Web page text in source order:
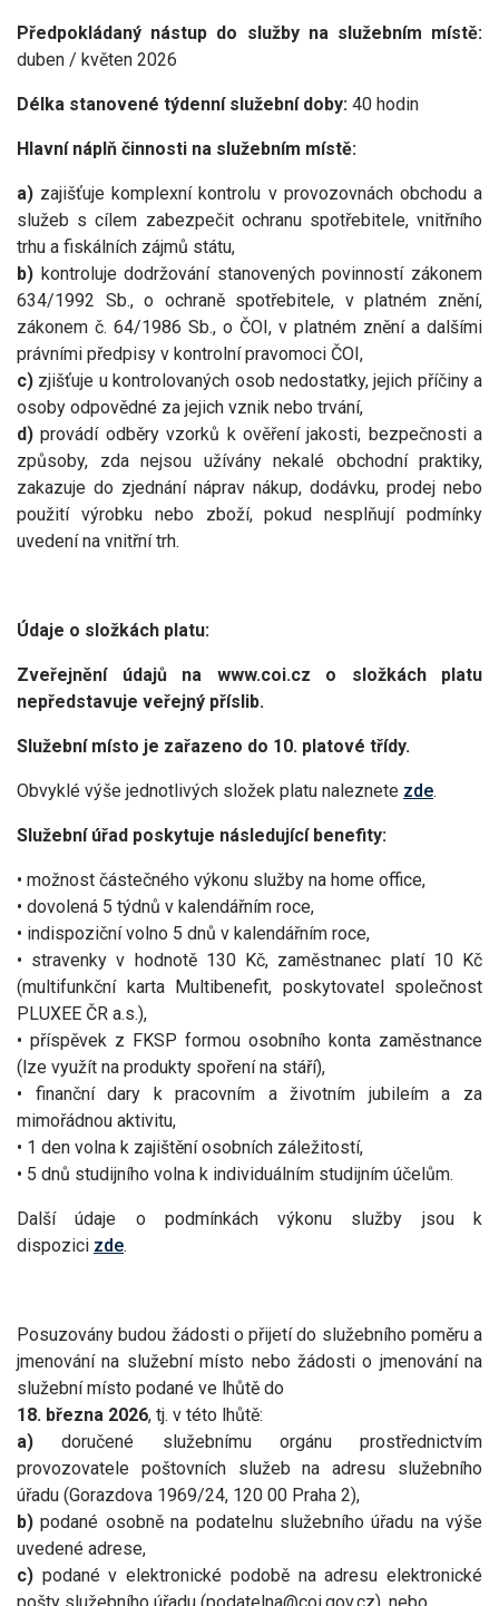
Předpokládaný nástup do služby na služebním místě:
duben / květen 2026
Délka stanovené týdenní služební doby: 40 hodin
Hlavní náplň činnosti na služebním místě:
a) zajišťuje komplexní kontrolu v provozovnách obchodu a
služeb s cílem zabezpečit ochranu spotřebitele, vnitřního
trhu a fiskálních zájmů státu,
b) kontroluje dodržování stanovených povinností zákonem
634/1992 Sb., o ochraně spotřebitele, v platném znění,
zákonem č. 64/1986 Sb., o ČOI, v platném znění a dalšími
právními předpisy v kontrolní pravomoci ČOI,
c) zjišťuje u kontrolovaných osob nedostatky, jejich příčiny a
osoby odpovědné za jejich vznik nebo trvání,
d) provádí odběry vzorků k ověření jakosti, bezpečnosti a
způsoby, zda nejsou užívány nekalé obchodní praktiky,
zakazuje do zjednání náprav nákup, dodávku, prodej nebo
použití výrobku nebo zboží, pokud nesplňují podmínky
uvedení na vnitřní trh.
Údaje o složkách platu:
Zveřejnění údajů na www.coi.cz o složkách platu
nepředstavuje veřejný příslib.
Služební místo je zařazeno do 10. platové třídy.
Obvyklé výše jednotlivých složek platu naleznete zde.
Služební úřad poskytuje následující benefity:
• možnost částečného výkonu služby na home office,
• dovolená 5 týdnů v kalendářním roce,
• indispoziční volno 5 dnů v kalendářním roce,
• stravenky v hodnotě 130 Kč, zaměstnanec platí 10 Kč
(multifunkční karta Multibenefit, poskytovatel společnost
PLUXEE ČR a.s.),
• příspěvek z FKSP formou osobního konta zaměstnance
(lze využít na produkty spoření na stáří),
• finanční dary k pracovním a životním jubileím a za
mimořádnou aktivitu,
• 1 den volna k zajištění osobních záležitostí,
• 5 dnů studijního volna k individuálním studijním účelům.
Další údaje o podmínkách výkonu služby jsou k
dispozici zde.
Posuzovány budou žádosti o přijetí do služebního poměru a
jmenování na služební místo nebo žádosti o jmenování na
služební místo podané ve lhůtě do
18. března 2026, tj. v této lhůtě:
a) doručené služebnímu orgánu prostřednictvím
provozovatele poštovních služeb na adresu služebního
úřadu (Gorazdova 1969/24, 120 00 Praha 2),
b) podané osobně na podatelnu služebního úřadu na výše
uvedené adrese,
c) podané v elektronické podobě na adresu elektronické